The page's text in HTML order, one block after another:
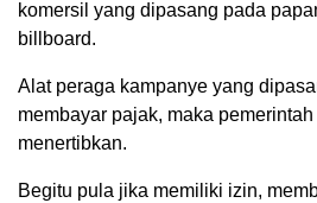
komersil yang dipasang pada
billboard.
Alat peraga kampanye yang
membayar pajak, maka
menertibkan.
Begitu pula jika memiliki izin,